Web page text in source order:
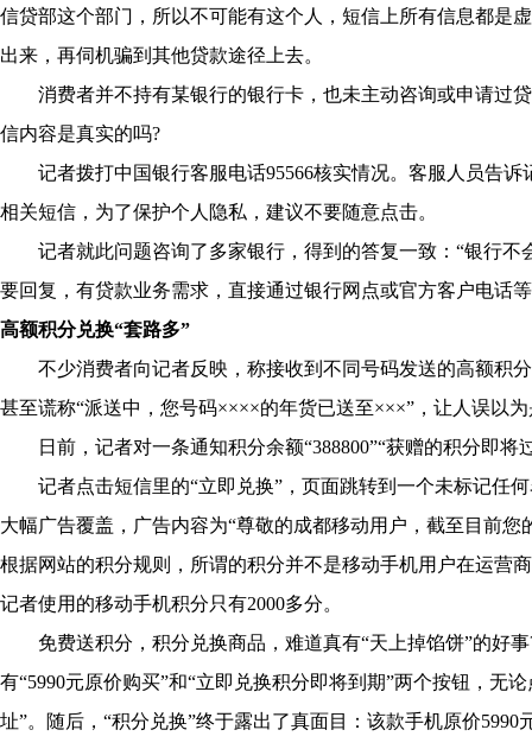
信贷部这个部门，所以不可能有这个人，短信上所有信息都是
出来，再伺机骗到其他贷款途径上去。
消费者并不持有某银行的银行卡，也未主动咨询或申请过
信内容是真实的吗?
记者拨打中国银行客服电话95566核实情况。客服人员告诉
相关短信，为了保护个人隐私，建议不要随意点击。
记者就此问题咨询了多家银行，得到的答复一致：“银行不
要回复，有贷款业务需求，直接通过银行网点或官方客户电话
高额积分兑换“套路多”
不少消费者向记者反映，称接收到不同号码发送的高额积分
甚至谎称“派送中，您号码××××的年货已送至×××”，让人误以
日前，记者对一条通知积分余额“388800”“获赠的积分即将
记者点击短信里的“立即兑换”，页面跳转到一个未标记任何
大幅广告覆盖，广告内容为“尊敬的成都移动用户，截至目前您
根据网站的积分规则，所谓的积分并不是移动手机用户在运营
记者使用的移动手机积分只有2000多分。
免费送积分，积分兑换商品，难道真有“天上掉馅饼”的好事
有“5990元原价购买”和“立即兑换积分即将到期”两个按钮，无
址”。随后，“积分兑换”终于露出了真面目：该款手机原价